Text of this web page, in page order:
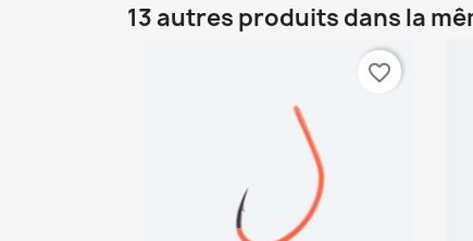
13 autres produits dans la
favorite_border